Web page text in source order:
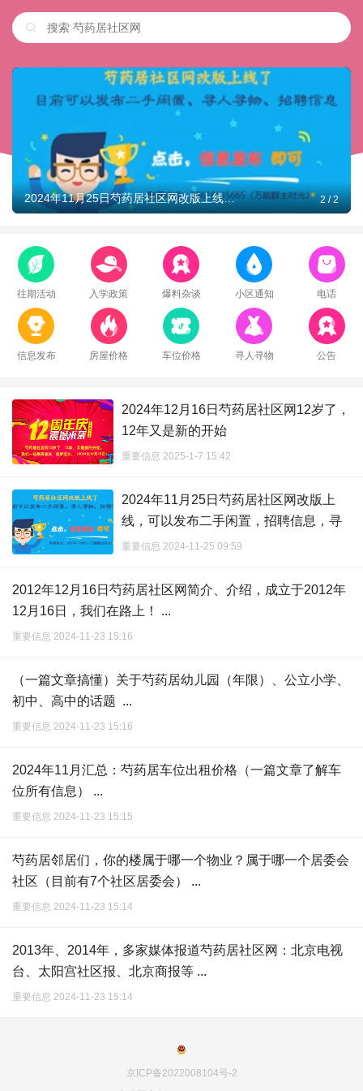
2024年11月25日芍药居社区网改版上线，可以发布二手闲置，招聘信息，寻人寻物 ... 2/2
往期活动 入学政策 爆料杂谈 小区通知 电话
信息发布 房屋价格 车位价格 寻人寻物 公告
2024年12月16日芍药居社区网12岁了，
12年又是新的开始
重要信息 2025-1-7 15:42
2024年11月25日芍药居社区网改版上
线，可以发布二手闲置，招聘信息，寻
人寻物 ...
重要信息 2024-11-25 09:59
2012年12月16日芍药居社区网简介、介绍，成立于2012年
12月16日，我们在路上！ ...
重要信息 2024-11-23 15:16
（一篇文章搞懂）关于芍药居幼儿园（年限）、公立小学、
初中、高中的话题 ...
重要信息 2024-11-23 15:16
2024年11月汇总：芍药居车位出租价格（一篇文章了解车
位所有信息） ...
重要信息 2024-11-23 15:15
芍药居邻居们，你的楼属于哪一个物业？属于哪一个居委会
社区（目前有7个社区居委会） ...
重要信息 2024-11-23 15:14
2013年、2014年，多家媒体报道芍药居社区网：北京电视
台、太阳宫社区报、北京商报等 ...
重要信息 2024-11-23 15:14
京ICP备2022008104号-2